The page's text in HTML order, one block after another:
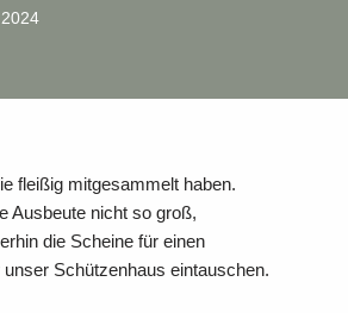
fleißig mitgesammelt haben.
Ausbeute nicht so groß,
die Scheine für einen
Schützenhaus eintauschen.